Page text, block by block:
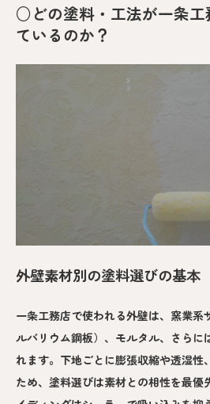
○どの塗料・工法が一条工
ているのか？
外壁素材別の塗料選びの基本
一条工務店で使われる外壁は、窯業系
ルバリウム鋼板）、モルタル、さらに
れます。下地ごとに膨張収縮や透湿性
ため、塗料選びは素材との相性を最優